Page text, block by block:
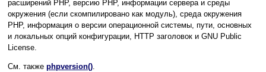
расширений PHP, версию PHP, информации сервера и среды
окружения (если скомпилировано как модуль), среда окружения
PHP, информация о версии операционной системы, пути, основных
и локальных опций конфигурации, HTTP заголовок и GNU Public
License.
См. также phpversion().